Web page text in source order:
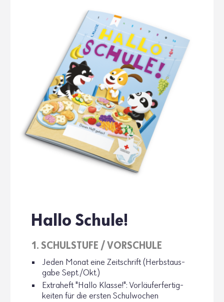
Hallo Schule!
1. SCHUL­STUFE / VORSCHULE
Jeden Monat eine Zeit­schrift (Herbst­aus­
gabe Sept./Okt.)
Extra­heft "Hallo Klasse!": Vorläufer­fer­tig­
keiten für die ersten Schul­wo­chen